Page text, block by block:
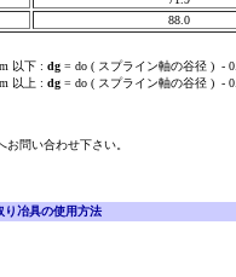
88.0
以下 : dg = do ( スプライン軸の谷径 ) -
以上 : dg = do ( スプライン軸の谷径 ) -
お問い合わせ下さい。
り冶具の使用方法